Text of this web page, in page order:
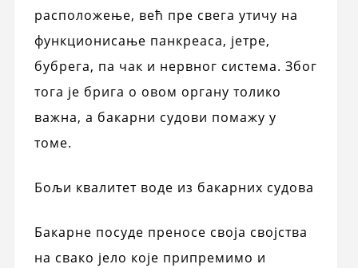
расположење, већ пре свега утичу на
функционисање панкреаса, јетре,
бубрега, па чак и нервног система. Због
тога је брига о овом органу толико
важна, а бакарни судови помажу у
томе.
Бољи квалитет воде из бакарних судова
Бакарне посуде преносе своја својства
на свако јело које припремимо и